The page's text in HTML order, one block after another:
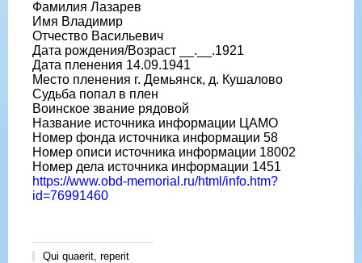
Фамилия Лазарев
Имя Владимир
Отчество Васильевич
Дата рождения/Возраст __.__.1921
Дата пленения 14.09.1941
Место пленения г. Демьянск, д. Кушалово
Судьба попал в плен
Воинское звание рядовой
Название источника информации ЦАМО
Номер фонда источника информации 58
Номер описи источника информации 18002
Номер дела источника информации 1451
https://www.obd-memorial.ru/html/info.htm?
id=76991460
Qui quaerit, reperit